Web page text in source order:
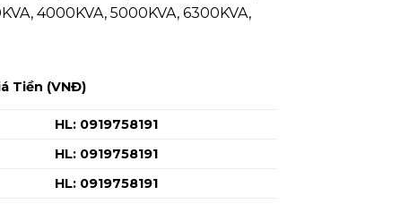
4000KVA, 5000KVA, 6300KVA,
Tiền (VNĐ)
0919758191
0919758191
0919758191